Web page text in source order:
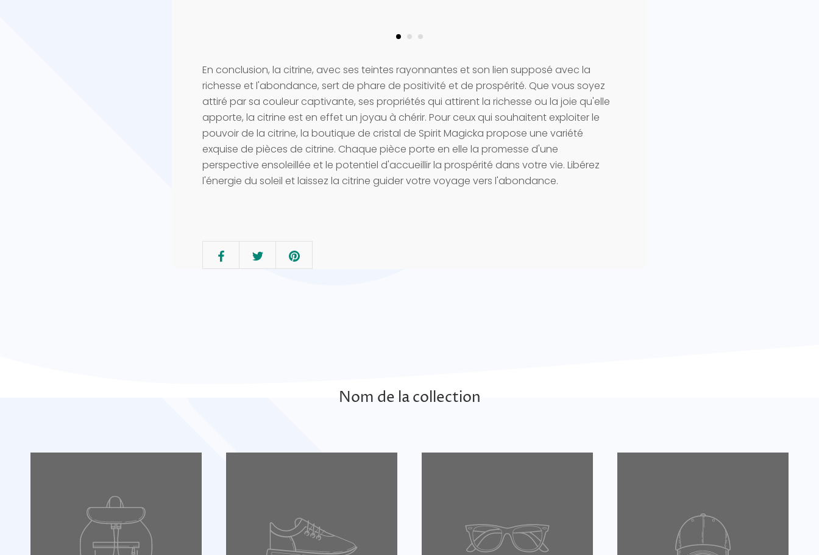
En conclusion, la citrine, avec ses teintes rayonnantes et son lien supposé avec la
richesse et l'abondance, sert de phare de positivité et de prospérité. Que vous soyez
attiré par sa couleur captivante, ses propriétés qui attirent la richesse ou la joie qu'elle
apporte, la citrine est en effet un joyau à chérir. Pour ceux qui souhaitent exploiter le
pouvoir de la citrine, la boutique de cristal de Spirit Magicka propose une variété
exquise de pièces de citrine. Chaque pièce porte en elle la promesse d'une
perspective ensoleillée et le potentiel d'accueillir la prospérité dans votre vie. Libérez
l'énergie du soleil et laissez la citrine guider votre voyage vers l'abondance.
Nom de la collection